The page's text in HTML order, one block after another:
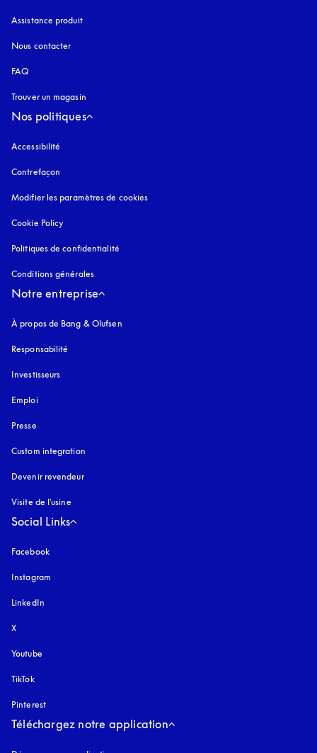
Assistance produit
Nous contacter
FAQ
Trouver un magasin
Nos politiques
Accessibilité
Contrefaçon
Modifier les paramètres de cookies
Cookie Policy
Politiques de confidentialité
Conditions générales
Notre entreprise
À propos de Bang & Olufsen
Responsabilité
Investisseurs
Emploi
Presse
Custom integration
Devenir revendeur
Visite de l'usine
Social Links
Facebook
Instagram
LinkedIn
X
Youtube
TikTok
Pinterest
Téléchargez notre application